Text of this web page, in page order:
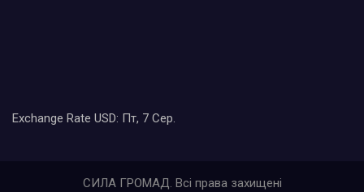
Exchange Rate USD: Пт, 7 Сер.
СИЛА ГРОМАД. Всі права захищені